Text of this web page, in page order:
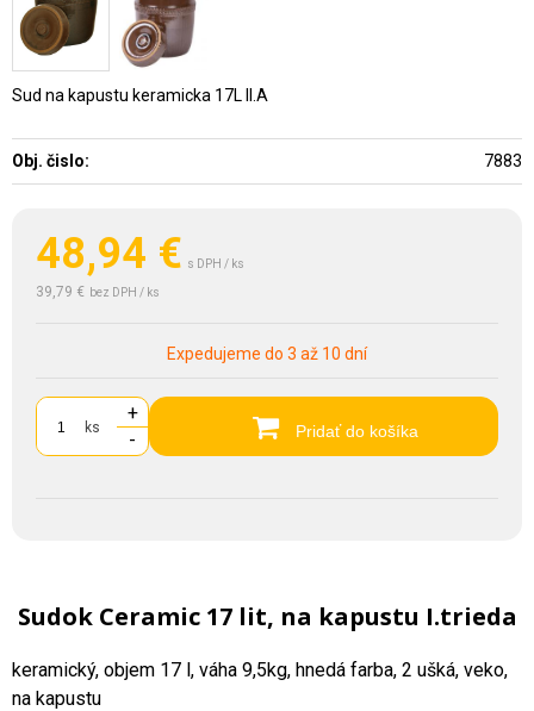
48,94 € s DPH / ks
39,79 € bez DPH / ks
Expedujeme do 3 až 10 dní
ks
+
-
Pridať do košíka
Sud na kapustu keramicka 17L II.A
Obj. čislo: 7883
Sudok Ceramic 17 lit, na kapustu I.trieda
keramický, objem 17 l, váha 9,5kg, hnedá farba, 2 ušká, veko,
na kapustu